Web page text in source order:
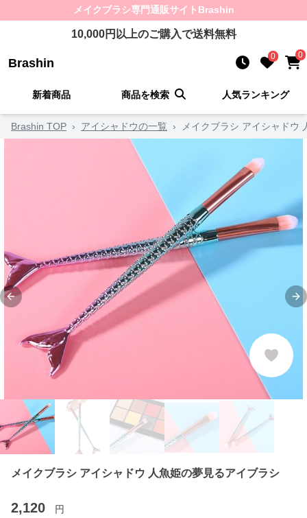
メイクブラシ専門通販サイト Brashin
10,000円以上のご購入で送料無料
Brashin 0 0
新着商品 商品を検索 人気ランキング
Brashin TOP › アイシャドウの一覧 › メイクブラシ アイシャドウ
Previous slide
メイクブラシ アイシャドウ 人魚姫の夢見るアイブラシ
2,120 円